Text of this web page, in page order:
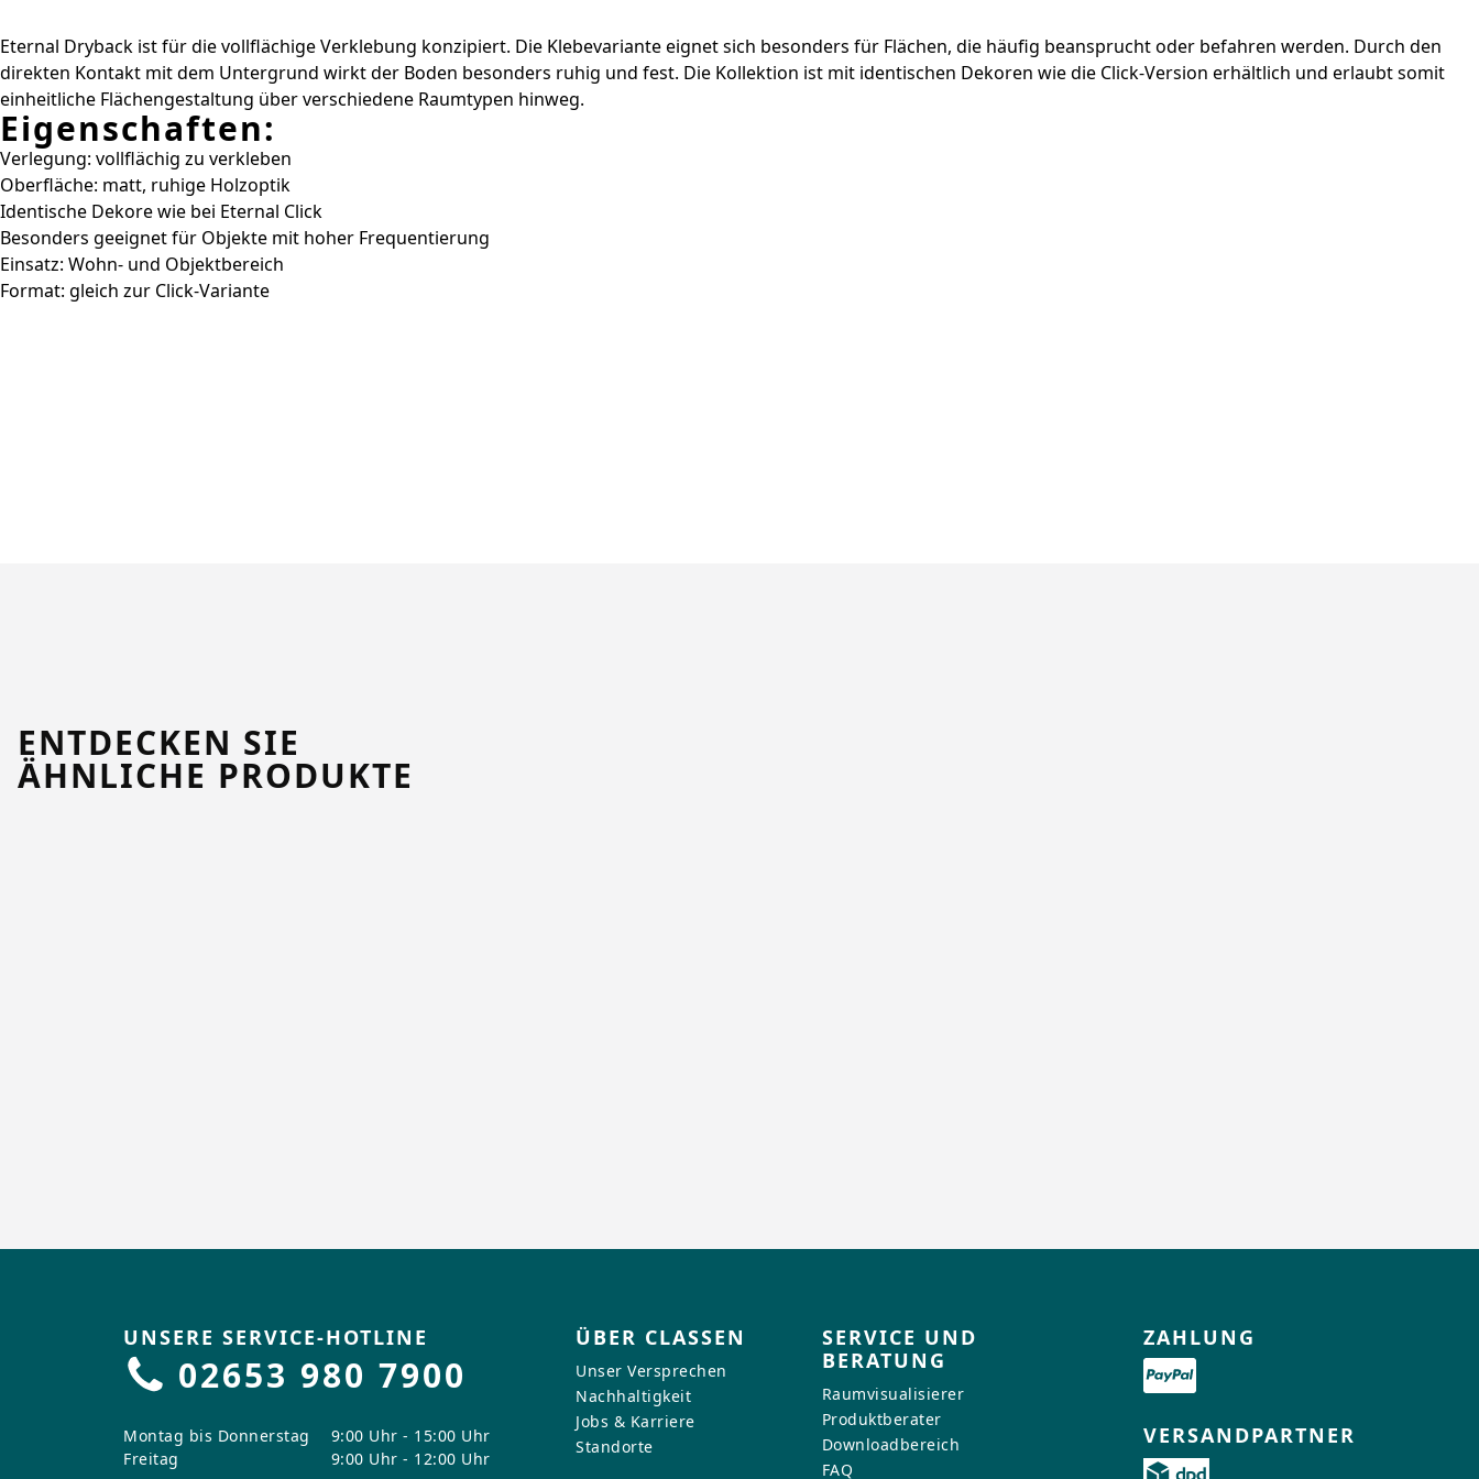
Eternal Dryback ist für die vollflächige Verklebung konzipiert. Die Klebevariante eignet sich besonders für Flächen, die häufig beansprucht oder befahren werden. Durch den
direkten Kontakt mit dem Untergrund wirkt der Boden besonders ruhig und fest. Die Kollektion ist mit identischen Dekoren wie die Click-Version erhältlich und erlaubt somit
einheitliche Flächengestaltung über verschiedene Raumtypen hinweg.
Eigenschaften:
Verlegung: vollflächig zu verkleben
Oberfläche: matt, ruhige Holzoptik
Identische Dekore wie bei Eternal Click
Besonders geeignet für Objekte mit hoher Frequentierung
Einsatz: Wohn- und Objektbereich
Format: gleich zur Click-Variante
ENTDECKEN SIE
ÄHNLICHE PRODUKTE
UNSERE SERVICE-HOTLINE
02653 980 7900
Montag bis Donnerstag
Freitag
9:00 Uhr - 15:00 Uhr
9:00 Uhr - 12:00 Uhr
ÜBER CLASSEN
Unser Versprechen
Nachhaltigkeit
Jobs & Karriere
Standorte
SERVICE UND
BERATUNG
Raumvisualisierer
Produktberater
Downloadbereich
FAQ
ZAHLUNG
VERSANDPARTNER